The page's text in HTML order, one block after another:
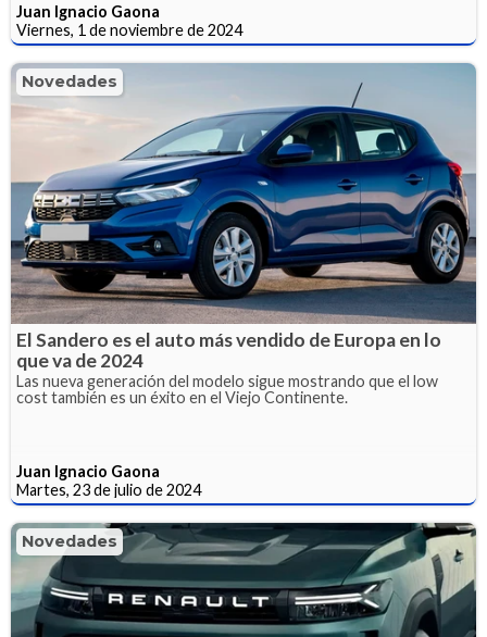
Juan Ignacio Gaona
Viernes, 1 de noviembre de 2024
Novedades
El Sandero es el auto más vendido de Europa en lo
que va de 2024
Las nueva generación del modelo sigue mostrando que el low
cost también es un éxito en el Viejo Continente.
Juan Ignacio Gaona
Martes, 23 de julio de 2024
Novedades